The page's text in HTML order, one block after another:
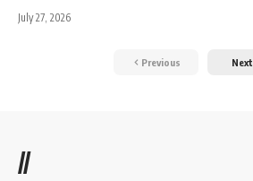
July 27, 2026
Previous Next
//